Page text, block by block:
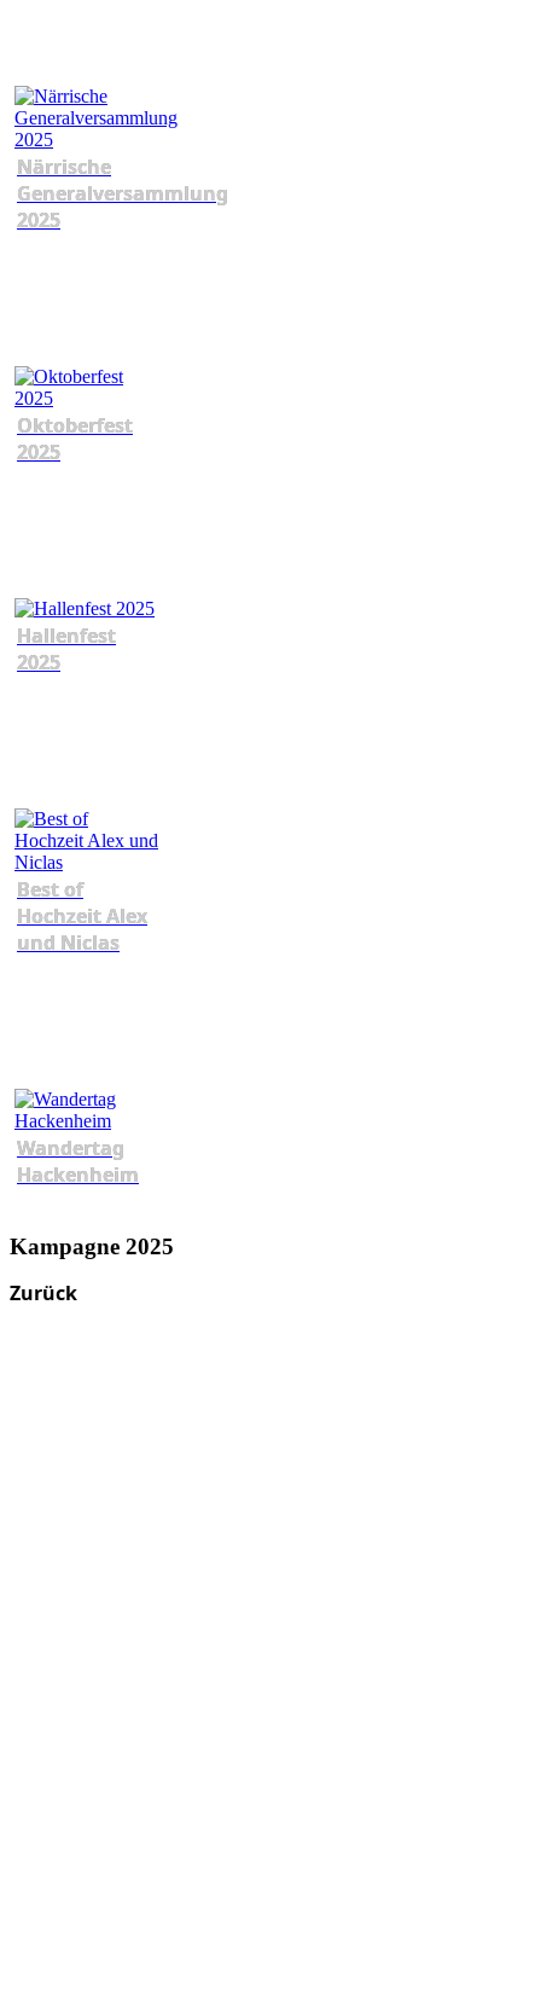
Närrische
Generalversammlung
2025
Oktoberfest
2025
Hallenfest
2025
Best of
Hochzeit Alex
und Niclas
Wandertag
Hackenheim
Kampagne 2025
Zurück